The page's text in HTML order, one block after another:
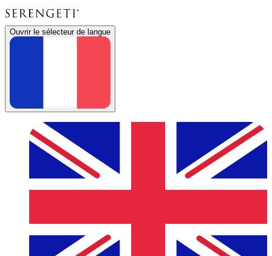
Ouvrir le sélecteur de langue